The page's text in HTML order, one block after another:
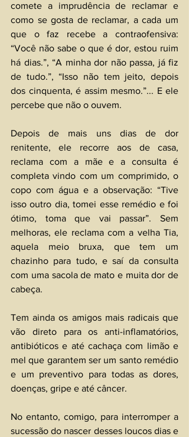
comete a imprudência de reclamar e
como se gosta de reclamar, a cada um
que o faz recebe a contraofensiva:
“Você não sabe o que é dor, estou ruim
há dias.”, “A minha dor não passa, já fiz
de tudo.”, “Isso não tem jeito, depois
dos cinquenta, é assim mesmo.”... E ele
percebe que não o ouvem.
Depois de mais uns dias de dor
renitente, ele recorre aos de casa,
reclama com a mãe e a consulta é
completa vindo com um comprimido, o
copo com água e a observação: “Tive
isso outro dia, tomei esse remédio e foi
ótimo, toma que vai passar”. Sem
melhoras, ele reclama com a velha Tia,
aquela meio bruxa, que tem um
chazinho para tudo, e saí da consulta
com uma sacola de mato e muita dor de
cabeça.
Tem ainda os amigos mais radicais que
vão direto para os anti-inflamatórios,
antibióticos e até cachaça com limão e
mel que garantem ser um santo remédio
e um preventivo para todas as dores,
doenças, gripe e até câncer.
No entanto, comigo, para interromper a
sucessão do nascer desses loucos dias e